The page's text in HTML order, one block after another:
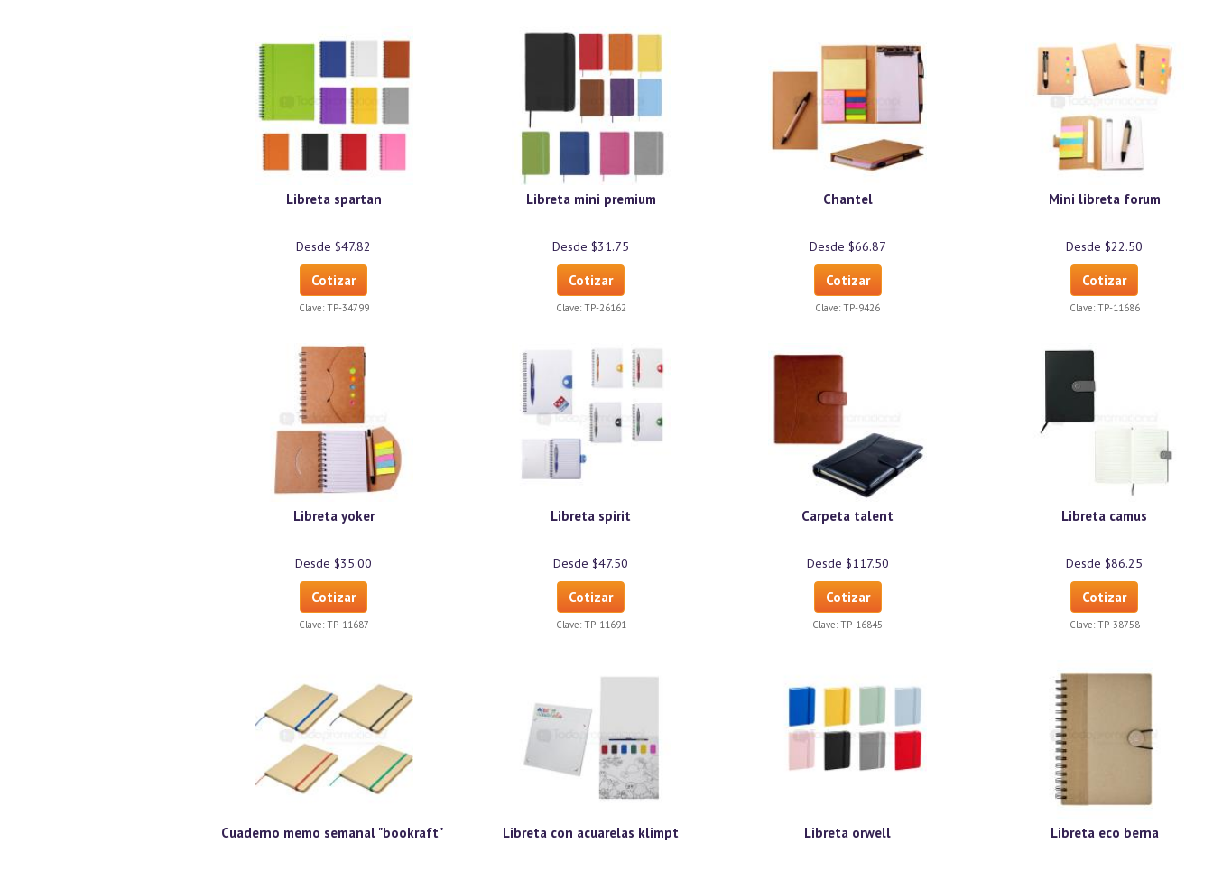
Libreta spartan
Desde $47.82
Cotizar
Clave: TP-34799
Libreta mini premium
Desde $31.75
Cotizar
Clave: TP-26162
Chantel
Desde $66.87
Cotizar
Clave:TP-9426
Mini libreta forum
Desde $22.50
Cotizar
Clave: TP-11686
Libreta yoker
Desde $35.00
Cotizar
Clave: TP-11687
Libreta spirit
Desde $47.50
Cotizar
Clave: TP-11691
Carpeta talent
Desde $117.50
Cotizar
Clave:TP-16845
Libreta camus
Desde $86.25
Cotizar
Clave: TP-38758
Cuaderno memo semanal "bookraft" Libreta con acuarelas klimpt Libreta orwell Libreta eco berna